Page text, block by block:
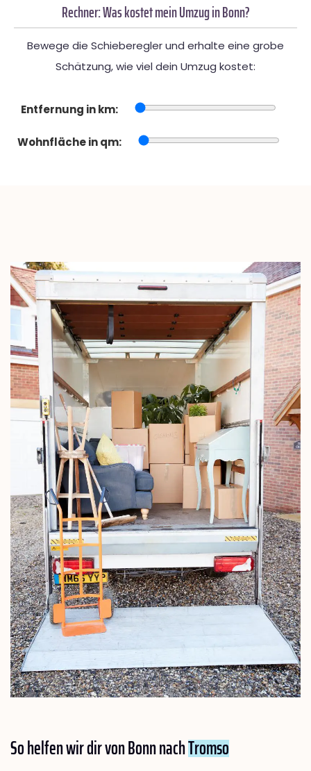
Rechner: Was kostet mein Umzug in Bonn?
Bewege die Schieberegler und erhalte eine grobe
Schätzung, wie viel dein Umzug kostet:
Entfernung in km:
Wohnfläche in qm:
So helfen wir dir von Bonn nachTromso